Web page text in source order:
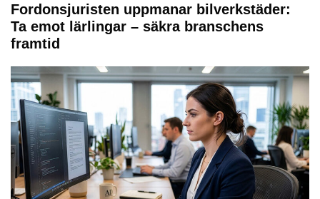
Fordonsjuristen uppmanar bilverkstäder:
Ta emot lärlingar – säkra branschens
framtid